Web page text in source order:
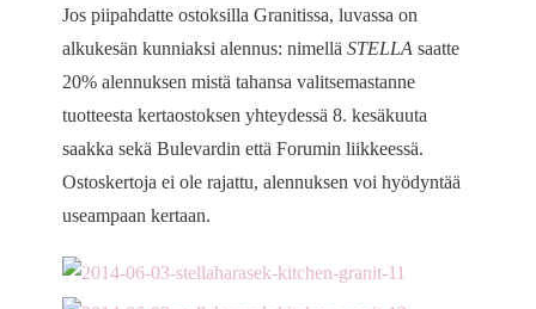
Jos piipahdatte ostoksilla Granitissa, luvassa on
alkukesän kunniaksi alennus: nimelläSTELLA saatte
20% alennuksen mistä tahansa valitsemastanne
tuotteesta kertaostoksen yhteydessä 8. kesäkuuta
saakka sekä Bulevardin että Forumin liikkeessä.
Ostoskertoja ei ole rajattu, alennuksen voi hyödyntää
useampaan kertaan.